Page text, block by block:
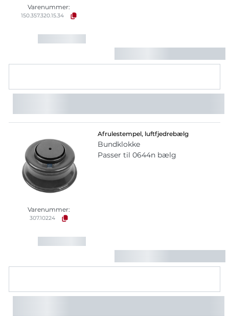
Varenummer:
150.357.320.15.34
Varenummer:
307.10224
Afrulestempel, luftfjedrebælg
Bundklokke
Passer til 0644n bælg